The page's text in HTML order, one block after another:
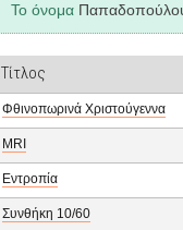
Το όνομα
Τίτλος
Φθινοπωρινά Χριστούγεννα
MRI
Εντροπία
Συνθήκη 10/60